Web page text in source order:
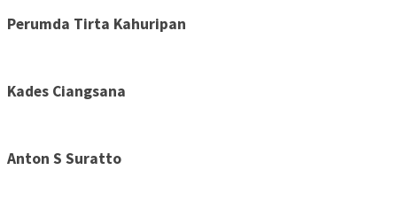
Perumda Tirta Kahuripan
Kades Ciangsana
Anton S Suratto